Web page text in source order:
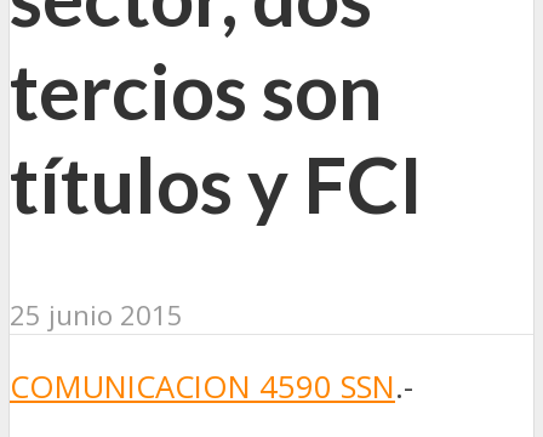
tercios son
títulos y FCI
25 junio 2015
COMUNICACION 4590 SSN.-